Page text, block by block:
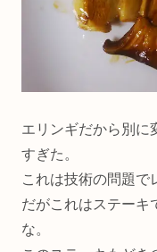
エリンギだから別に
すぎた。
これは技術の問題で
だがこれはステーキ
な。